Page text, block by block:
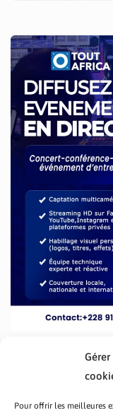
Pour offrir les meilleures